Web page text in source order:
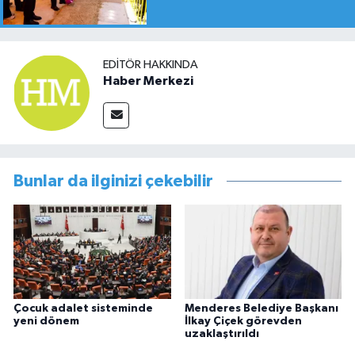
EDITÖR HAKKINDA
Haber Merkezi
Bunlar da ilginizi çekebilir
Çocuk adalet sisteminde
yeni dönem
Menderes Belediye Başkanı
İlkay Çiçek görevden
uzaklaştırıldı